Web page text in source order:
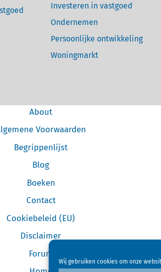
Wij gebruiken cookies om onze
Investeren in vastgoed
Ondernemen
Persoonlijke ontwikkeling
Woningmarkt
About
Voorwaarden
Begrippenlijst
Blog
Boeken
Contact
Cookiebeleid (EU)
Disclaimer
Forum